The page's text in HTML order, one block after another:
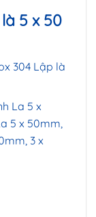
5 x 50
304 Lập là
La 5 x
5 x 50mm,
3 x